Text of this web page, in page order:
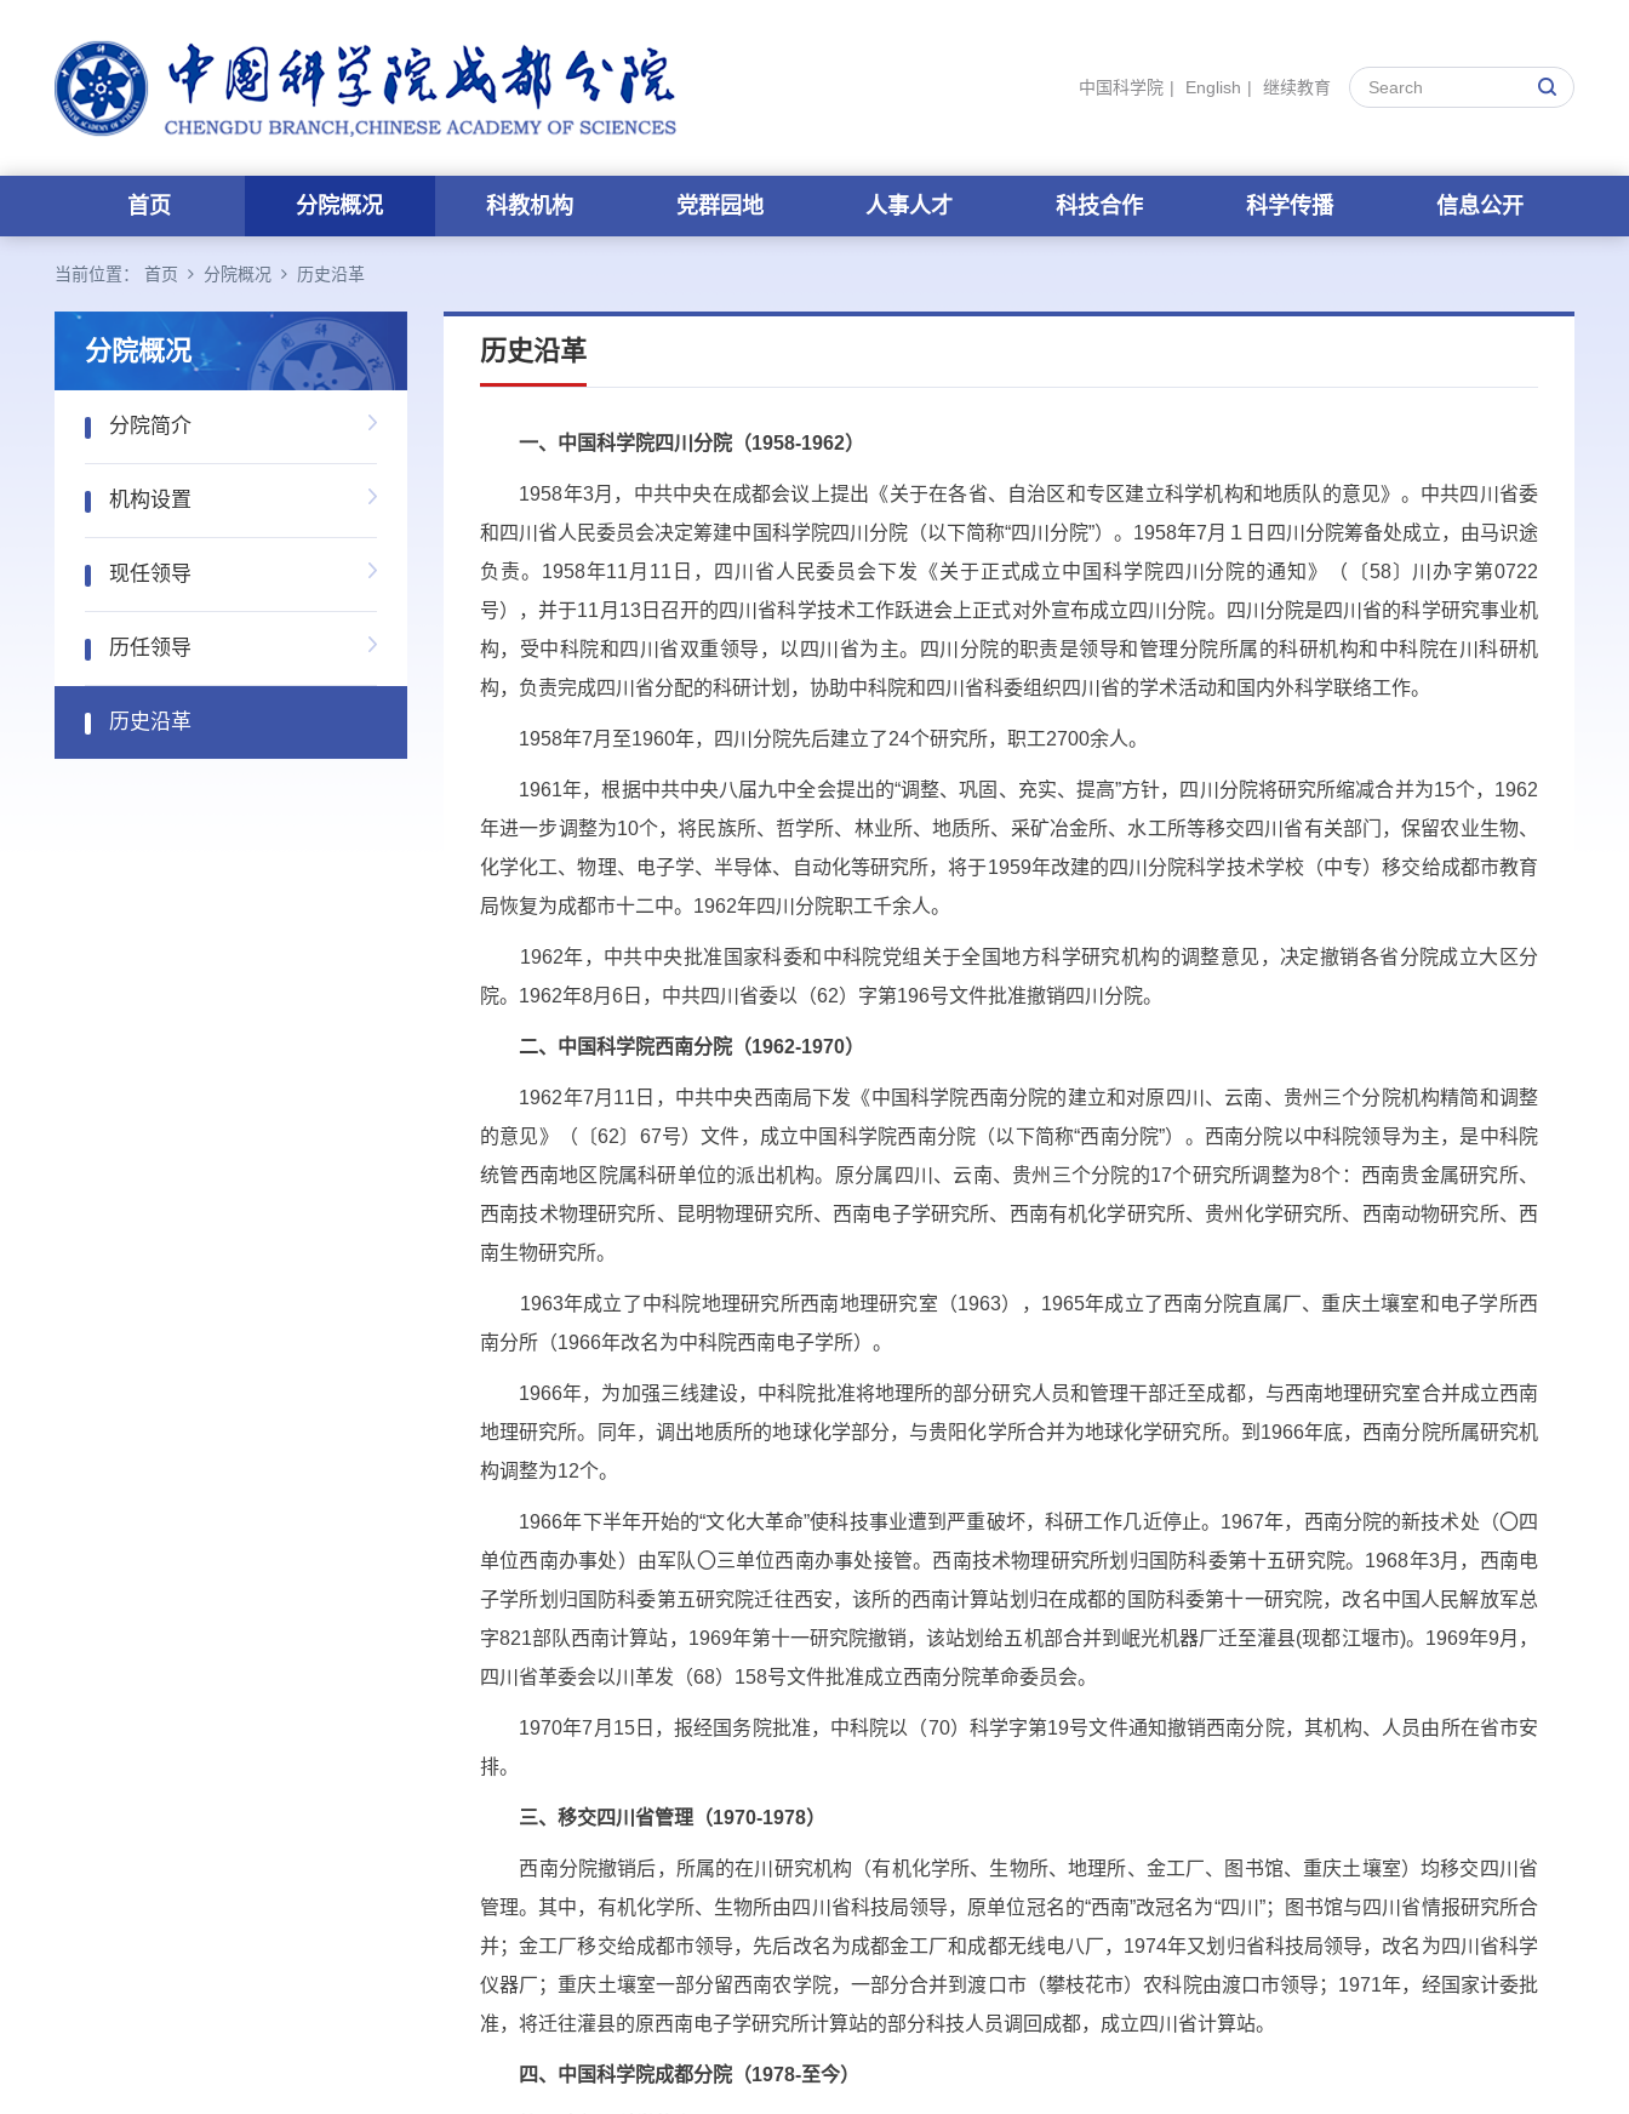
中国科学院 | English | 继续教育
首页 分院概况 科教机构 党群园地 人事人才 科技合作 科学传播 信息公开
当前位置： 首页 分院概况 历史沿革
分院概况
分院简介
机构设置
现任领导
历任领导
历史沿革
历史沿革
一、中国科学院四川分院（1958-1962）
1958年3月，中共中央在成都会议上提出《关于在各省、自治区和专区建立科学机构和地质队的意见》。中共四川省委
和四川省人民委员会决定筹建中国科学院四川分院（以下简称“四川分院”）。 1958年7月１日四川分院筹备处成立，由马识途
负责。 1958年11 月 11 日，四川省人民委员会下发《关于正式成立中国科学院四川分院的通知》（〔58〕川办字第0722
号），并于11 月 13日召开的四川省科学技术工作跃进会上正式对外宣布成立四川分院。四川分院是四川省的科学研究事业机
构，受中科院和四川省双重领导，以四川省为主。四川分院的职责是领导和管理分院所属的科研机构和中科院在川科研机
构，负责完成四川省分配的科研计划，协助中科院和四川省科委组织四川省的学术活动和国内外科学联络工作。
1958年7月至1960年，四川分院先后建立了24个研究所，职工2700余人。
1961年，根据中共中央八届九中全会提出的“调整、巩固、充实、提高”方针，四川分院将研究所缩减合并为15个， 1962
年进一步调整为10个，将民族所、哲学所、林业所、地质所、采矿冶金所、水工所等移交四川省有关部门，保留农业生物、
化学化工、物理、电子学、半导体、自动化等研究所，将于1959年改建的四川分院科学技术学校（中专）移交给成都市教育
局恢复为成都市十二中。 1962年四川分院职工千余人。
1962年，中共中央批准国家科委和中科院党组关于全国地方科学研究机构的调整意见，决定撤销各省分院成立大区分
院。 1962年8月 6 日，中共四川省委以（62）字第196号文件批准撤销四川分院。
二、中国科学院西南分院（1962-1970）
1962年7月 11 日，中共中央西南局下发《中国科学院西南分院的建立和对原四川、云南、贵州三个分院机构精简和调整
的意见》（〔62〕 67号）文件，成立中国科学院西南分院（以下简称“西南分院”）。西南分院以中科院领导为主，是中科院
统管西南地区院属科研单位的派出机构。原分属四川、云南、贵州三个分院的17个研究所调整为8个：西南贵金属研究所、
西南技术物理研究所、昆明物理研究所、西南电子学研究所、西南有机化学研究所、贵州化学研究所、西南动物研究所、西
南生物研究所。
1963年成立了中科院地理研究所西南地理研究室（1963）， 1965年成立了西南分院直属厂、重庆土壤室和电子学所西
南分所（1966年改名为中科院西南电子学所）。
1966年，为加强三线建设，中科院批准将地理所的部分研究人员和管理干部迁至成都，与西南地理研究室合并成立西南
地理研究所。同年，调出地质所的地球化学部分，与贵阳化学所合并为地球化学研究所。到 1966年底，西南分院所属研究机
构调整为12个。
1966年下半年开始的“文化大革命”使科技事业遭到严重破坏，科研工作几近停止。 1967年，西南分院的新技术处（〇四
单位西南办事处）由军队〇三单位西南办事处接管。西南技术物理研究所划归国防科委第十五研究院。 1968年3月，西南电
子学所划归国防科委第五研究院迁往西安，该所的西南计算站划归在成都的国防科委第十一研究院，改名中国人民解放军总
字821部队西南计算站， 1969年第十一研究院撤销，该站划给五机部合并到岷光机器厂迁至灌县(现都江堰市)。 1969年9月，
四川省革委会以川革发（68） 158号文件批准成立西南分院革命委员会。
1970年7 月 15日，报经国务院批准，中科院以（70）科学字第19号文件通知撤销西南分院，其机构、人员由所在省市安
排。
三、移交四川省管理（1970-1978）
西南分院撤销后，所属的在川研究机构（有机化学所、生物所、地理所、金工厂、图书馆、重庆土壤室）均移交四川省
管理。其中，有机化学所、生物所由四川省科技局领导，原单位冠名的“西南”改冠名为“四川”；图书馆与四川省情报研究所合
并；金工厂移交给成都市领导，先后改名为成都金工厂和成都无线电八厂， 1974年又划归省科技局领导，改名为四川省科学
仪器厂；重庆土壤室一部分留西南农学院，一部分合并到渡口市（攀枝花市）农科院由渡口市领导； 1971年，经国家计委批
准，将迁往灌县的原西南电子学研究所计算站的部分科技人员调回成都，成立四川省计算站。
四、中国科学院成都分院（1978-至今）